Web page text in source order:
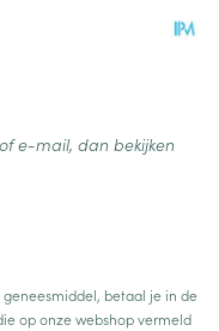
betaal je in de
op onze webshop vermeld
e-mail, dan bekijken